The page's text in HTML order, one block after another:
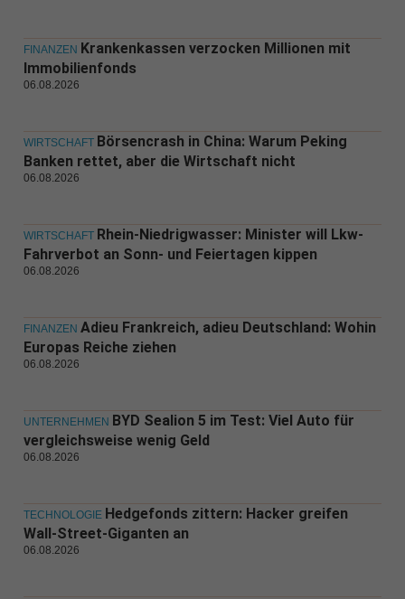
FINANZEN Krankenkassen verzocken Millionen mit
Immobilienfonds
06.08.2026
WIRTSCHAFT Börsencrash in China: Warum Peking
Banken rettet, aber die Wirtschaft nicht
06.08.2026
WIRTSCHAFT Rhein-Niedrigwasser: Minister will Lkw-
Fahrverbot an Sonn- und Feiertagen kippen
06.08.2026
FINANZEN Adieu Frankreich, adieu Deutschland: Wohin
Europas Reiche ziehen
06.08.2026
UNTERNEHMEN BYD Sealion 5 im Test: Viel Auto für
vergleichsweise wenig Geld
06.08.2026
TECHNOLOGIE Hedgefonds zittern: Hacker greifen
Wall-Street-Giganten an
06.08.2026